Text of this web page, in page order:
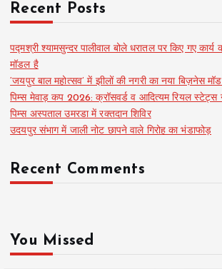
Recent Posts
पद्मश्री श्यामसुन्दर पालीवाल बोले धरातल पर किए गए कार्य
मॉडल है
‘जयपुर बाल महोत्सव’ में झीलों की नगरी का नया बिज़नेस
पिम्स मेवाड़ कप 2026: क्रॉसवर्ड व आदित्यम रियल स्टेट्स
पिम्स अस्पताल उमरडा में रक्तदान शिविर
उदयपुर संभाग में जाली नोट छापने वाले गिरोह का भंडाफोड़
Recent Comments
You Missed